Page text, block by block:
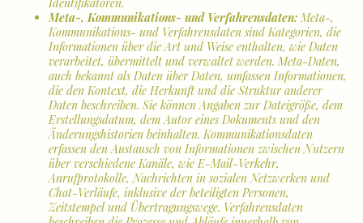
Meta-, Kommunikations- und Verfahrensdaten: Meta-,
Kommunikations- und Verfahrensdaten sind Kategorien, die
Informationen über die Art und Weise enthalten, wie Daten
verarbeitet, übermittelt und verwaltet werden. Meta-Daten,
auch bekannt als Daten über Daten, umfassen Informationen,
die den Kontext, die Herkunft und die Struktur anderer
Daten beschreiben. Sie können Angaben zur Dateigröße, dem
Erstellungsdatum, dem Autor eines Dokuments und den
Änderungshistorien beinhalten. Kommunikationsdaten
erfassen den Austausch von Informationen zwischen Nutzern
über verschiedene Kanäle, wie E-Mail-Verkehr,
Anrufprotokolle, Nachrichten in sozialen Netzwerken und
Chat-Verläufe, inklusive der beteiligten Personen,
Zeitstempel und Übertragungswege. Verfahrensdaten